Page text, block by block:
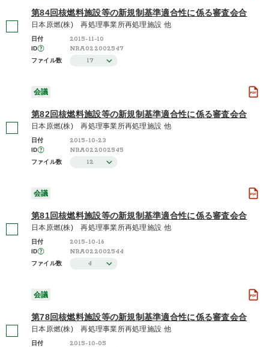
第84回核燃料施設等の新規制基準適合性に係る審査会合
日本原燃(株) 再処理事業所再処理施設 他
日付 2015-11-10
ID NRA022002547
ファイル数 17
会議
第82回核燃料施設等の新規制基準適合性に係る審査会合
日本原燃(株) 再処理事業所再処理施設 他
日付 2015-10-23
ID NRA022002545
ファイル数 12
会議
第81回核燃料施設等の新規制基準適合性に係る審査会合
日本原燃(株) 再処理事業所再処理施設 他
日付 2015-10-16
ID NRA022002544
ファイル数 4
会議
第78回核燃料施設等の新規制基準適合性に係る審査会合
日本原燃(株) 再処理事業所再処理施設 他
日付 2015-10-05